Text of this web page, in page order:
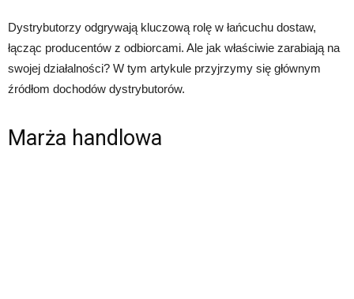
Dystrybutorzy odgrywają kluczową rolę w łańcuchu dostaw,
łącząc producentów z odbiorcami. Ale jak właściwie zarabiają na
swojej działalności? W tym artykule przyjrzymy się głównym
źródłom dochodów dystrybutorów.
Marża handlowa